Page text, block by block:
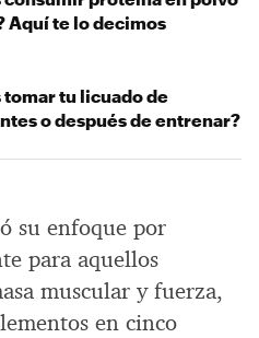
su enfoque por
para aquellos
muscular y fuerza,
en cinco
Aquí te lo decimos
tomar tu licuado de
o después de entrenar?